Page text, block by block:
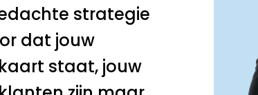
strategie
dat jouw
staat, jouw